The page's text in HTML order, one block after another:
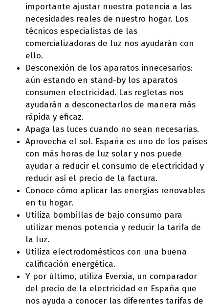
importante ajustar nuestra potencia a las
necesidades reales de nuestro hogar. Los
técnicos especialistas de las
comercializadoras de luz nos ayudarán con
ello.
Desconexión de los aparatos innecesarios:
aún estando en stand-by los aparatos
consumen electricidad. Las regletas nos
ayudarán a desconectarlos de manera más
rápida y eficaz.
Apaga las luces cuando no sean necesarias.
Aprovecha el sol. España es uno de los países
con más horas de luz solar y nos puede
ayudar a reducir el consumo de electricidad y
reducir así el precio de la factura.
Conoce cómo aplicar las energías renovables
en tu hogar.
Utiliza bombillas de bajo consumo para
utilizar menos potencia y reducir la tarifa de
la luz.
Utiliza electrodomésticos con una buena
calificación energética.
Y por último, utiliza Everxia, un comparador
del precio de la electricidad en España que
nos ayuda a conocer las diferentes tarifas de